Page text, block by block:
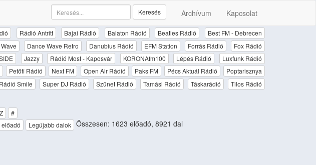
Archívum Kapcsolat
Keresés
Rádió Antritt Bajai Rádió Balaton Rádió Beatles Rádió
Best FM - Debrecen
Dance Wave Retro Danubius Rádió EFM Station Forrás Rádió
Fox Rádió
Jazzy Rádió Most - Kaposvár KORONAfm100 Lépés Rádió
Luxfunk Rádió
Petőfi Rádió Next FM Open Air Rádió Paks FM Pécs Aktuál Rádió
Poptarisznya
Rádió Smile Super DJ Rádió Szünet Rádió Tamási Rádió Táskarádió
Tilos Rádió
Z
#
előadó Legújabb dalok Összesen: 1623 előadó, 8921 dal